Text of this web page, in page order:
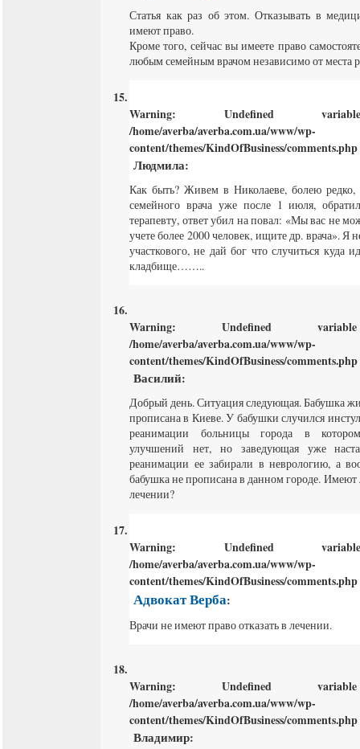
Статья как раз об этом. Отказывать в
имеют право.
Кроме того, сейчас вы имеете право
любым семейным врачом независимо от места
Warning: Undefined
/home/averba/averba.com.ua/www/wp-
content/themes/KindOfBusiness/comments.php
Людмила:
Как быть? Живем в Николаеве, болею
семейного врача уже после 1 июля,
терапевту, ответ убил на повал: «Мы вас не
учете более 2000 человек, ищите др. врача». Я
участкового, не дай бог что случиться куда
кладбище……..
Warning: Undefined
/home/averba/averba.com.ua/www/wp-
content/themes/KindOfBusiness/comments.php
Василий:
Добрый день. Ситуация следующая. Бабушка
прописана в Киеве. У бабушки случился
реанимации больницы города в
улучшений нет, но заведующая уже
реанимации ее забирали в неврологию, а
бабушка не прописана в данном городе. Имеют
лечении?
Warning: Undefined
/home/averba/averba.com.ua/www/wp-
content/themes/KindOfBusiness/comments.php
Адвокат Верба:
Врачи не имеют право отказать в лечении.
Warning: Undefined
/home/averba/averba.com.ua/www/wp-
content/themes/KindOfBusiness/comments.php
Владимир: